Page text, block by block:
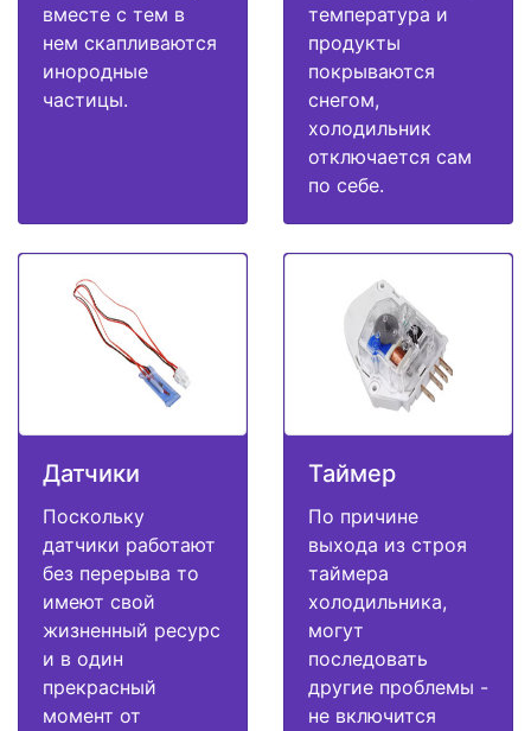
вместе с тем в
нем скапливаются
инородные
частицы.
температура и
продукты
покрываются
снегом,
холодильник
отключается сам
по себе.
Датчики
Поскольку
датчики работают
без перерыва то
имеют свой
жизненный ресурс
и в один
прекрасный
момент от
Таймер
По причине
выхода из строя
таймера
холодильника,
могут
последовать
другие проблемы -
не включится